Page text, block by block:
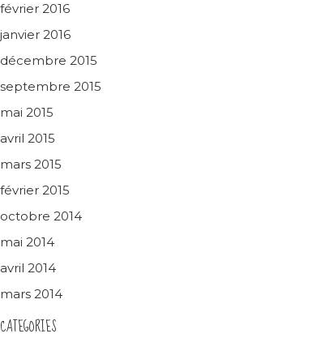
février 2016
janvier 2016
décembre 2015
septembre 2015
mai 2015
avril 2015
mars 2015
février 2015
octobre 2014
mai 2014
avril 2014
mars 2014
CATEGORIES